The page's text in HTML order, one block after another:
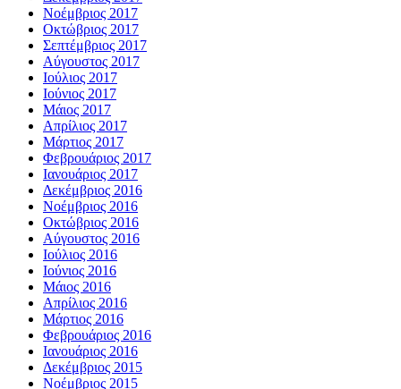
Νοέμβριος 2017
Οκτώβριος 2017
Σεπτέμβριος 2017
Αύγουστος 2017
Ιούλιος 2017
Ιούνιος 2017
Μάιος 2017
Απρίλιος 2017
Μάρτιος 2017
Φεβρουάριος 2017
Ιανουάριος 2017
Δεκέμβριος 2016
Νοέμβριος 2016
Οκτώβριος 2016
Αύγουστος 2016
Ιούλιος 2016
Ιούνιος 2016
Μάιος 2016
Απρίλιος 2016
Μάρτιος 2016
Φεβρουάριος 2016
Ιανουάριος 2016
Δεκέμβριος 2015
Νοέμβριος 2015